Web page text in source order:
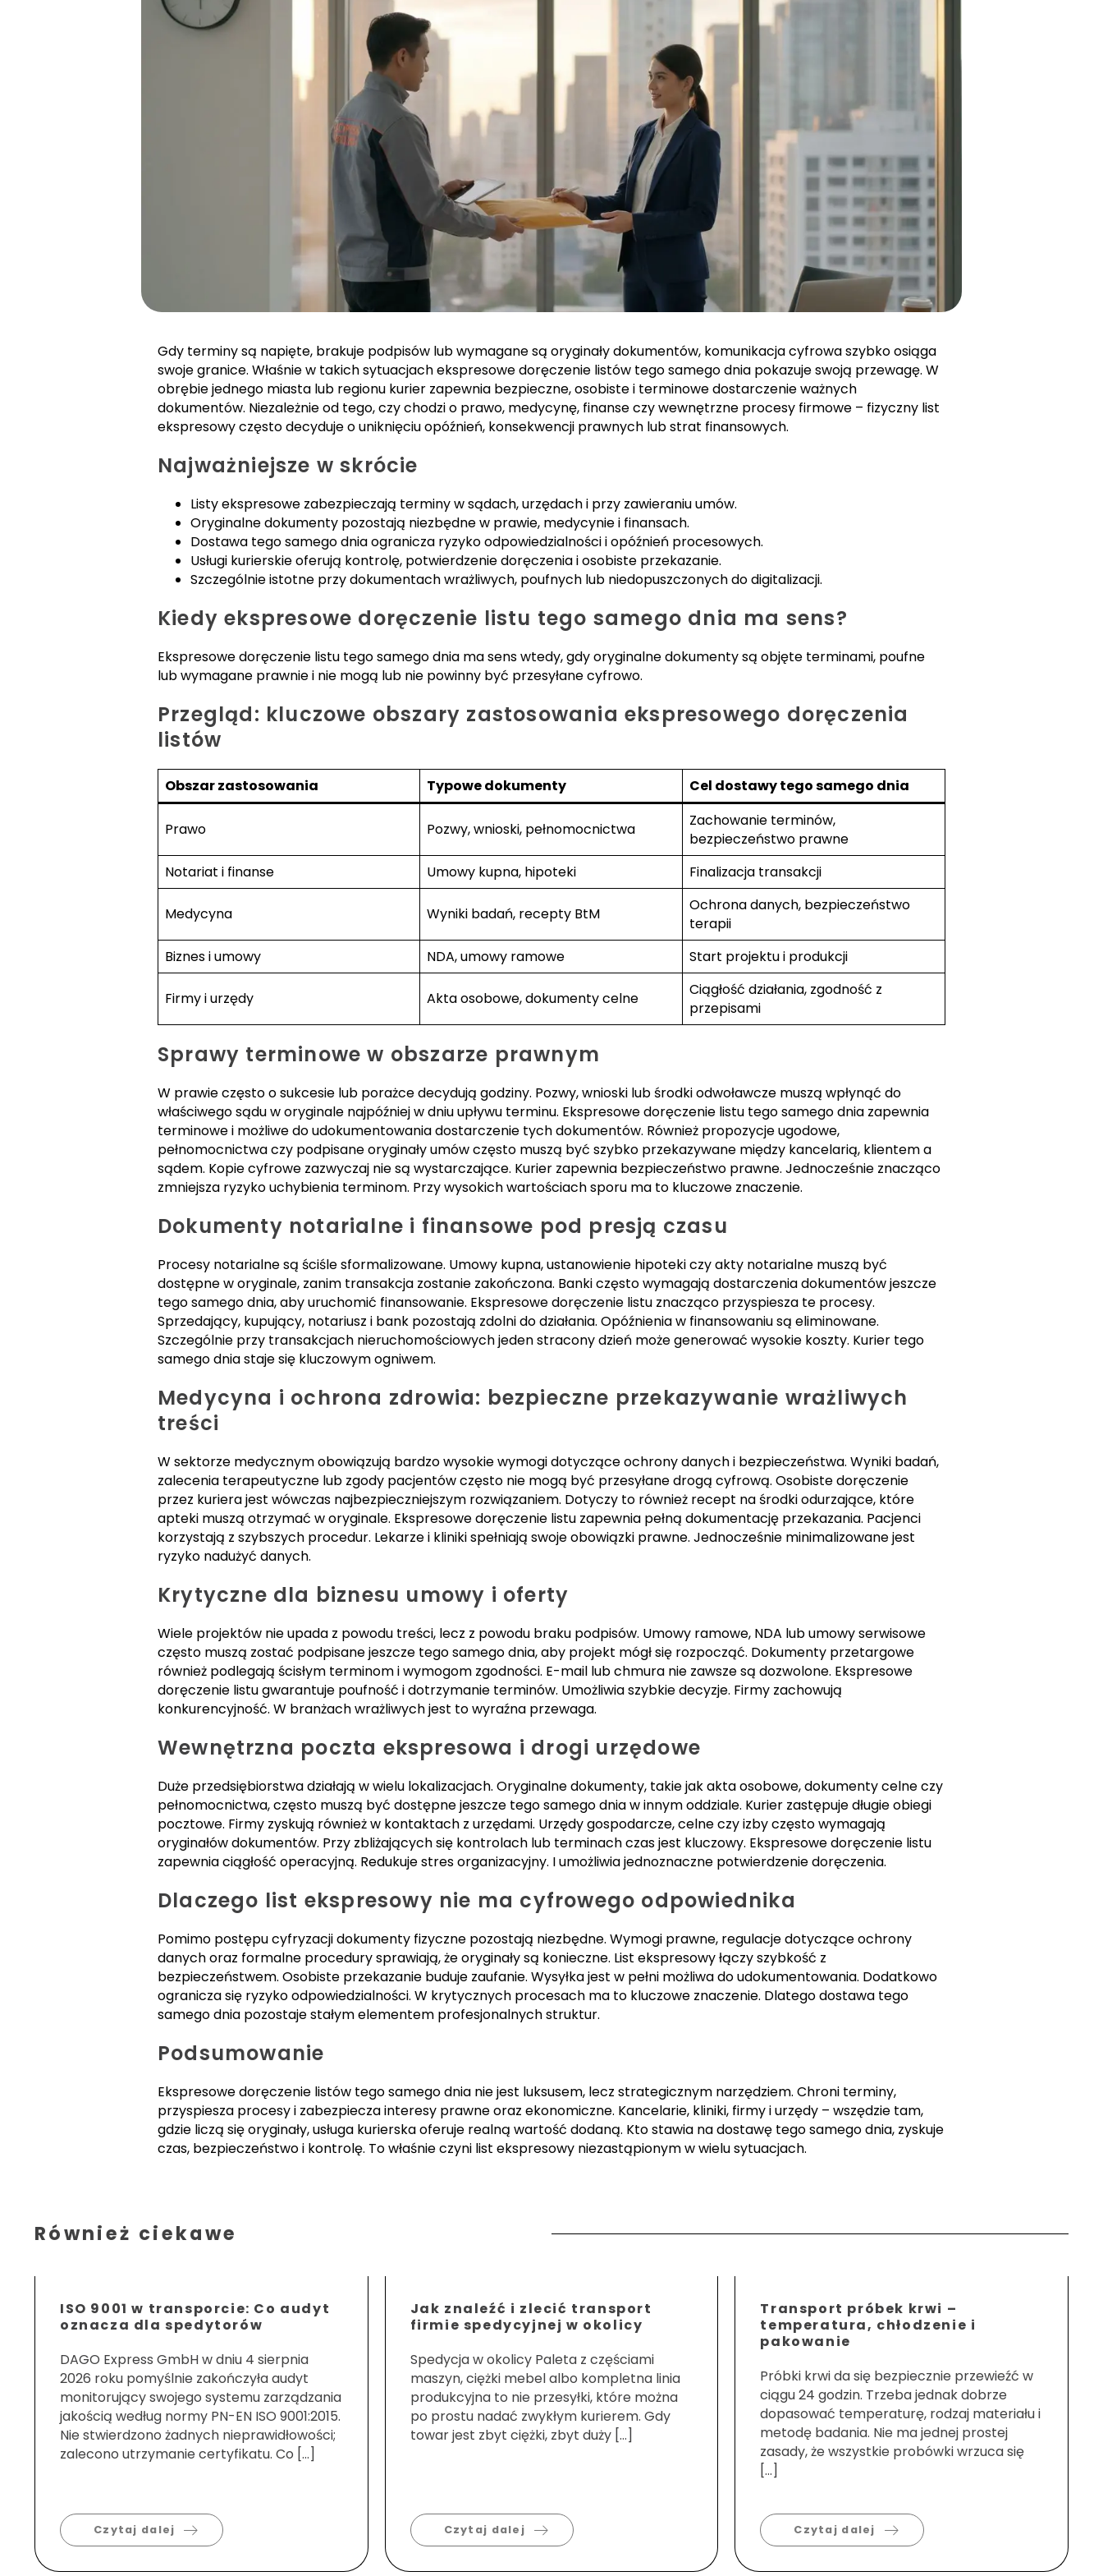
Gdy terminy są napięte, brakuje podpisów lub wymagane są oryginały dokumentów, komunikacja cyfrowa szybko osiąga
swoje granice. Właśnie w takich sytuacjach ekspresowe doręczenie listów tego samego dnia pokazuje swoją przewagę. W
obrębie jednego miasta lub regionu kurier zapewnia bezpieczne, osobiste i terminowe dostarczenie ważnych
dokumentów. Niezależnie od tego, czy chodzi o prawo, medycynę, finanse czy wewnętrzne procesy firmowe – fizyczny list
ekspresowy często decyduje o uniknięciu opóźnień, konsekwencji prawnych lub strat finansowych.
Najważniejsze w skrócie
Listy ekspresowe zabezpieczają terminy w sądach, urzędach i przy zawieraniu umów.
Oryginalne dokumenty pozostają niezbędne w prawie, medycynie i finansach.
Dostawa tego samego dnia ogranicza ryzyko odpowiedzialności i opóźnień procesowych.
Usługi kurierskie oferują kontrolę, potwierdzenie doręczenia i osobiste przekazanie.
Szczególnie istotne przy dokumentach wrażliwych, poufnych lub niedopuszczonych do digitalizacji.
Kiedy ekspresowe doręczenie listu tego samego dnia ma sens?
Ekspresowe doręczenie listu tego samego dnia ma sens wtedy, gdy oryginalne dokumenty są objęte terminami, poufne
lub wymagane prawnie i nie mogą lub nie powinny być przesyłane cyfrowo.
Przegląd: kluczowe obszary zastosowania ekspresowego doręczenia
listów
Obszar zastosowania Typowe dokumenty Cel dostawy tego samego dnia
Prawo Pozwy, wnioski, pełnomocnictwa
Zachowanie terminów,
bezpieczeństwo prawne
Notariat i finanse
Umowy kupna, hipoteki Finalizacja transakcji
Medycyna Wyniki badań, recepty BtM
Ochrona danych, bezpieczeństwo
terapii
Biznes i umowy
NDA, umowy ramowe Start projektu i produkcji
Firmy i urzędy Akta osobowe, dokumenty celne
Ciągłość działania, zgodność z
przepisami
Sprawy terminowe w obszarze prawnym
W prawie często o sukcesie lub porażce decydują godziny. Pozwy, wnioski lub środki odwoławcze muszą wpłynąć do
właściwego sądu w oryginale najpóźniej w dniu upływu terminu. Ekspresowe doręczenie listu tego samego dnia zapewnia
terminowe i możliwe do udokumentowania dostarczenie tych dokumentów. Również propozycje ugodowe,
pełnomocnictwa czy podpisane oryginały umów często muszą być szybko przekazywane między kancelarią, klientem a
sądem. Kopie cyfrowe zazwyczaj nie są wystarczające. Kurier zapewnia bezpieczeństwo prawne. Jednocześnie znacząco
zmniejsza ryzyko uchybienia terminom. Przy wysokich wartościach sporu ma to kluczowe znaczenie.
Dokumenty notarialne i finansowe pod presją czasu
Procesy notarialne są ściśle sformalizowane. Umowy kupna, ustanowienie hipoteki czy akty notarialne muszą być
dostępne w oryginale, zanim transakcja zostanie zakończona. Banki często wymagają dostarczenia dokumentów jeszcze
tego samego dnia, aby uruchomić finansowanie. Ekspresowe doręczenie listu znacząco przyspiesza te procesy.
Sprzedający, kupujący, notariusz i bank pozostają zdolni do działania. Opóźnienia w finansowaniu są eliminowane.
Szczególnie przy transakcjach nieruchomościowych jeden stracony dzień może generować wysokie koszty. Kurier tego
samego dnia staje się kluczowym ogniwem.
Medycyna i ochrona zdrowia: bezpieczne przekazywanie wrażliwych
treści
W sektorze medycznym obowiązują bardzo wysokie wymogi dotyczące ochrony danych i bezpieczeństwa. Wyniki badań,
zalecenia terapeutyczne lub zgody pacjentów często nie mogą być przesyłane drogą cyfrową. Osobiste doręczenie
przez kuriera jest wówczas najbezpieczniejszym rozwiązaniem. Dotyczy to również recept na środki odurzające, które
apteki muszą otrzymać w oryginale. Ekspresowe doręczenie listu zapewnia pełną dokumentację przekazania. Pacjenci
korzystają z szybszych procedur. Lekarze i kliniki spełniają swoje obowiązki prawne. Jednocześnie minimalizowane jest
ryzyko nadużyć danych.
Krytyczne dla biznesu umowy i oferty
Wiele projektów nie upada z powodu treści, lecz z powodu braku podpisów. Umowy ramowe, NDA lub umowy serwisowe
często muszą zostać podpisane jeszcze tego samego dnia, aby projekt mógł się rozpocząć. Dokumenty przetargowe
również podlegają ścisłym terminom i wymogom zgodności. E-mail lub chmura nie zawsze są dozwolone. Ekspresowe
doręczenie listu gwarantuje poufność i dotrzymanie terminów. Umożliwia szybkie decyzje. Firmy zachowują
konkurencyjność. W branżach wrażliwych jest to wyraźna przewaga.
Wewnętrzna poczta ekspresowa i drogi urzędowe
Duże przedsiębiorstwa działają w wielu lokalizacjach. Oryginalne dokumenty, takie jak akta osobowe, dokumenty celne czy
pełnomocnictwa, często muszą być dostępne jeszcze tego samego dnia w innym oddziale. Kurier zastępuje długie obiegi
pocztowe. Firmy zyskują również w kontaktach z urzędami. Urzędy gospodarcze, celne czy izby często wymagają
oryginałów dokumentów. Przy zbliżających się kontrolach lub terminach czas jest kluczowy. Ekspresowe doręczenie listu
zapewnia ciągłość operacyjną. Redukuje stres organizacyjny. I umożliwia jednoznaczne potwierdzenie doręczenia.
Dlaczego list ekspresowy nie ma cyfrowego odpowiednika
Pomimo postępu cyfryzacji dokumenty fizyczne pozostają niezbędne. Wymogi prawne, regulacje dotyczące ochrony
danych oraz formalne procedury sprawiają, że oryginały są konieczne. List ekspresowy łączy szybkość z
bezpieczeństwem. Osobiste przekazanie buduje zaufanie. Wysyłka jest w pełni możliwa do udokumentowania. Dodatkowo
ogranicza się ryzyko odpowiedzialności. W krytycznych procesach ma to kluczowe znaczenie. Dlatego dostawa tego
samego dnia pozostaje stałym elementem profesjonalnych struktur.
Podsumowanie
Ekspresowe doręczenie listów tego samego dnia nie jest luksusem, lecz strategicznym narzędziem. Chroni terminy,
przyspiesza procesy i zabezpiecza interesy prawne oraz ekonomiczne. Kancelarie, kliniki, firmy i urzędy – wszędzie tam,
gdzie liczą się oryginały, usługa kurierska oferuje realną wartość dodaną. Kto stawia na dostawę tego samego dnia, zyskuje
czas, bezpieczeństwo i kontrolę. To właśnie czyni list ekspresowy niezastąpionym w wielu sytuacjach.
Również ciekawe
ISO 9001 w transporcie: Co audyt
oznacza dla spedytorów
DAGO Express GmbH w dniu 4 sierpnia
2026 roku pomyślnie zakończyła audyt
monitorujący swojego systemu zarządzania
jakością według normy PN-EN ISO 9001:2015.
Nie stwierdzono żadnych nieprawidłowości;
zalecono utrzymanie certyfikatu. Co […]
Czytaj dalej
Jak znaleźć i zlecić transport
firmie spedycyjnej w okolicy
Spedycja w okolicy Paleta z częściami
maszyn, ciężki mebel albo kompletna linia
produkcyjna to nie przesyłki, które można
po prostu nadać zwykłym kurierem. Gdy
towar jest zbyt ciężki, zbyt duży […]
Czytaj dalej
Transport próbek krwi –
temperatura, chłodzenie i
pakowanie
Próbki krwi da się bezpiecznie przewieźć w
ciągu 24 godzin. Trzeba jednak dobrze
dopasować temperaturę, rodzaj materiału i
metodę badania. Nie ma jednej prostej
zasady, że wszystkie probówki wrzuca się
[…]
Czytaj dalej